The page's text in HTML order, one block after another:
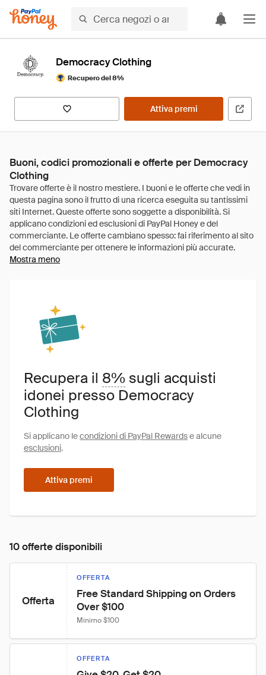
Democracy Clothing
Recupero del 8%
Attiva premi
Buoni, codici promozionali e offerte per Democracy
Clothing
Mostra meno
Recupera il 8% sugli acquisti
idonei presso Democracy
Clothing
Si applicano lecondizioni di PayPal Rewardse alcune
esclusioni.
Attiva premi
10 offerte disponibili
Offerta
OFFERTA
Free Standard Shipping on Orders
Over $100
Minimo $100
OFFERTA